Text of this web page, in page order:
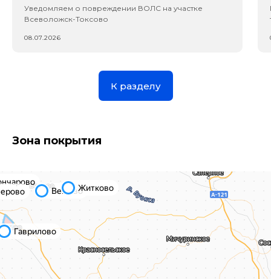
Уведомляем о повреждении ВОЛС на участке
Всеволожск-Токсово
08.07.2026
К разделу
Зона покрытия